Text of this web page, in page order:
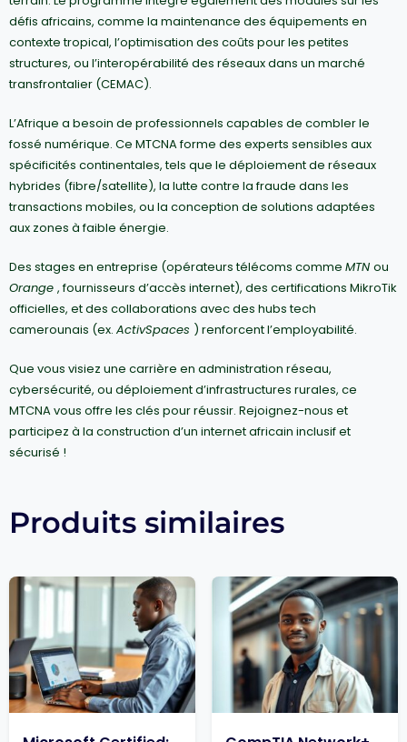
défis africains, comme la maintenance des équipements en
contexte tropical, l’optimisation des coûts pour les petites
structures, ou l’interopérabilité des réseaux dans un marché
transfrontalier (CEMAC).
L’Afrique a besoin de professionnels capables de combler le
fossé numérique. Ce MTCNA forme des experts sensibles aux
spécificités continentales, tels que le déploiement de réseaux
hybrides (fibre/satellite), la lutte contre la fraude dans les
transactions mobiles, ou la conception de solutions adaptées
aux zones à faible énergie.
Des stages en entreprise (opérateurs télécoms comme MTN ou
Orange , fournisseurs d’accès internet), des certifications MikroTik
officielles, et des collaborations avec des hubs tech
camerounais (ex. ActivSpaces ) renforcent l’employabilité.
Que vous visiez une carrière en administration réseau,
cybersécurité, ou déploiement d’infrastructures rurales, ce
MTCNA vous offre les clés pour réussir. Rejoignez-nous et
participez à la construction d’un internet africain inclusif et
sécurisé !
Produits similaires